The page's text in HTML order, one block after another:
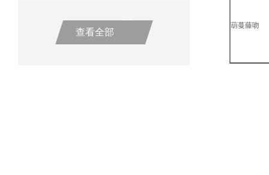
查看全部
葫蔓藤吻